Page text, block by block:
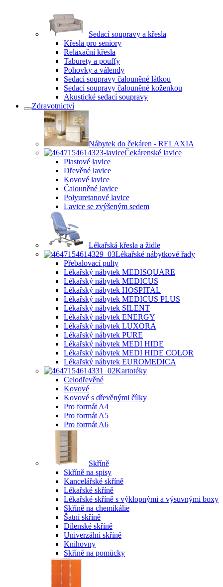
Sedací soupravy a křesla
Křesla pro seniory
Relaxační křesla
Taburety a pouffy
Pohovky a válendy
Sedací soupravy čalouněné látkou
Sedací soupravy čalouněné koženkou
Akustické sedací soupravy
Zdravotnictví
Nábytek do čekáren - RELAXIA
Čekárenské lavice
Plastové lavice
Dřevěné lavice
Kovové lavice
Čalouněné lavice
Polyuretanové lavice
Lavice se zvýšeným sedem
Lékařská křesla a židle
Lékařské nábytkové řady
Přebalovací pulty
Lékařský nábytek MEDISQUARE
Lékařský nábytek MEDICUS
Lékařský nábytek HOSPITAL
Lékařský nábytek MEDICUS PLUS
Lékařský nábytek SILENT
Lékařský nábytek ENERGY
Lékařský nábytek LUXORA
Lékařský nábytek PURE
Lékařský nábytek MEDI HIDE
Lékařský nábytek MEDI HIDE COLOR
Lékařský nábytek EUROMEDICA
Kartotéky
Celodřevěné
Kovové
Kovové s dřevěnými čílky
Pro formát A4
Pro formát A5
Pro formát A6
Skříně
Skříně na spisy
Kancelářské skříně
Lékařské skříně
Lékařské skříně s výklopnými a výsuvnými boxy
Skříně na chemikálie
Šatní skříně
Dílenské skříně
Univerzální skříně
Knihovny
Skříně na pomůcky